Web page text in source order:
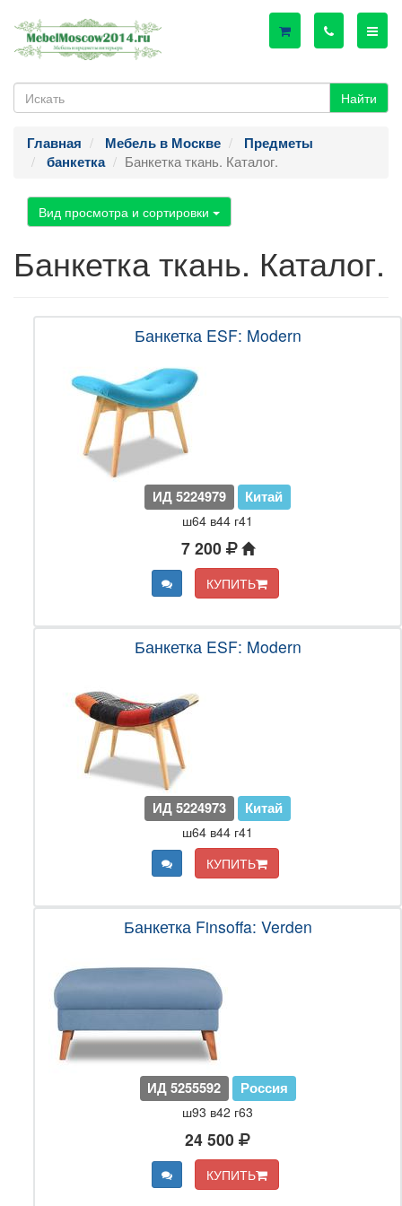
Найти
Главная Мебель в Москве
Предметы
банкетка
Банкетка ткань. Каталог.
Вид просмотра и сортировки
Банкетка ткань. Каталог.
Банкетка ESF: Modern
ИД 5224979 Китай
ш64 в44 г41
7 200
КУПИТЬ
Банкетка ESF: Modern
ИД 5224973 Китай
ш64 в44 г41
КУПИТЬ
Банкетка Finsoffa: Verden
ИД 5255592 Россия
ш93 в42 г63
24 500
КУПИТЬ